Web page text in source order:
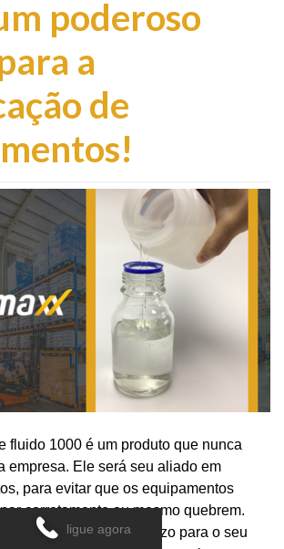
poderoso
a
de
fluido 1000 é um produto que nunca
empresa. Ele será seu aliado em
para evitar que os equipamentos
corretamente ou mesmo quebrem.
são sinônimo de prejuízo para o seu
ligue agora